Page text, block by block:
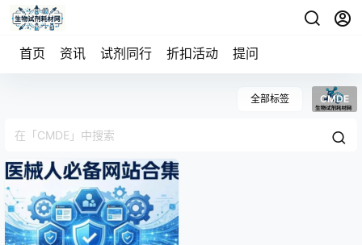
首页 资讯 试剂同行 折扣活动 提问
全部标签 CMDE